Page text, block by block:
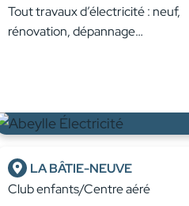
Tout travaux d’électricité : neuf,
rénovation, dépannage…
LA BÂTIE-NEUVE
Club enfants/Centre aéré